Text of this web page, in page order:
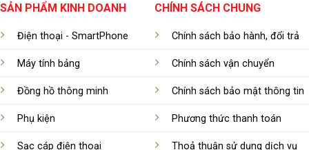
SẢN PHẨM KINH DOANH
Điện thoại - SmartPhone
Máy tính bảng
Đồng hồ thông minh
Phụ kiện
Sạc cáp điện thoại
CHÍNH SÁCH CHUNG
Chính sách bảo hành, đổi trả
Chính sách vận chuyển
Chính sách bảo mật thông tin
Phương thức thanh toán
Thoả thuận sử dụng dịch vụ